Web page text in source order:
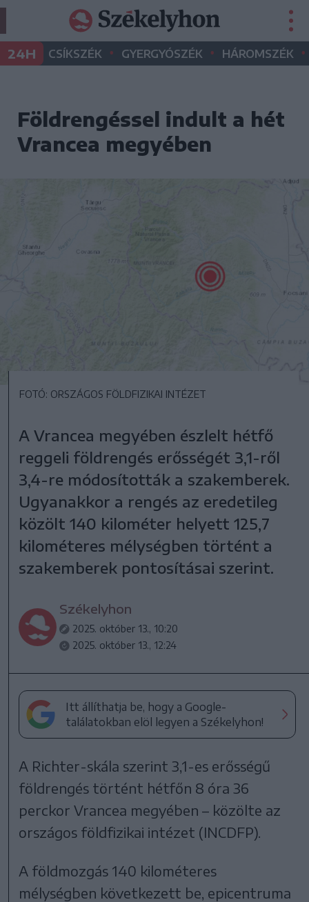
24H CSÍKSZÉK • GYERGYÓSZÉK • HÁROMSZÉK •
Földrengéssel indult a hét
Vrancea megyében
FOTÓ: ORSZÁGOS FÖLDFIZIKAI INTÉZET
A Vrancea megyében észlelt hétfő
reggeli földrengés erősségét 3,1-ről
3,4-re módosították a szakemberek.
Ugyanakkor a rengés az eredetileg
közölt 140 kilométer helyett 125,7
kilométeres mélységben történt a
szakemberek pontosításai szerint.
Székelyhon
2025. október 13., 10:20
2025. október 13., 12:24
Itt állíthatja be, hogy a Google-
találatokban elöl legyen a Székelyhon!
A Richter-skála szerint 3,1-es erősségű
földrengés történt hétfőn 8 óra 36
perckor Vrancea megyében – közölte az
országos földfizikai intézet (INCDFP).
A földmozgás 140 kilométeres
mélységben következett be, epicentruma